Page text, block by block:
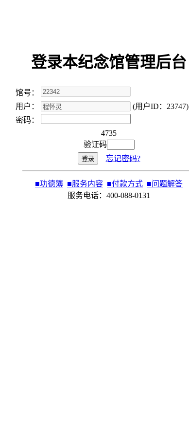
登录本纪念馆管理后台
馆号：
用户：
(用户ID：23747)
密码：
4735
验证码
忘记密码?
■功德簿 ■服务内容 ■付款方式 ■问题解答
服务电话：400-088-0131